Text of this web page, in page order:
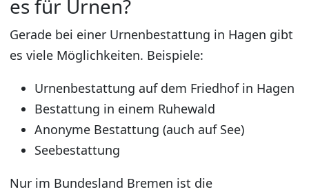
es für Urnen?
Gerade bei einer Urnenbestattung in Hagen gibt
es viele Möglichkeiten. Beispiele:
Urnenbestattung auf dem Friedhof in Hagen
Bestattung in einem Ruhewald
Anonyme Bestattung (auch auf See)
Seebestattung
Nur im Bundesland Bremen ist die